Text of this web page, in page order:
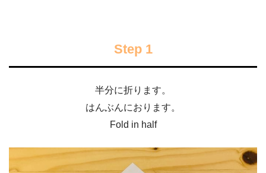
Step 1
半分に折ります。
はんぶんにおります。
Fold in half